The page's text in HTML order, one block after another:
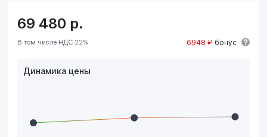
69 480 р.
В том числе НДС 22% 6948 ₽ бонус
Динамика цены